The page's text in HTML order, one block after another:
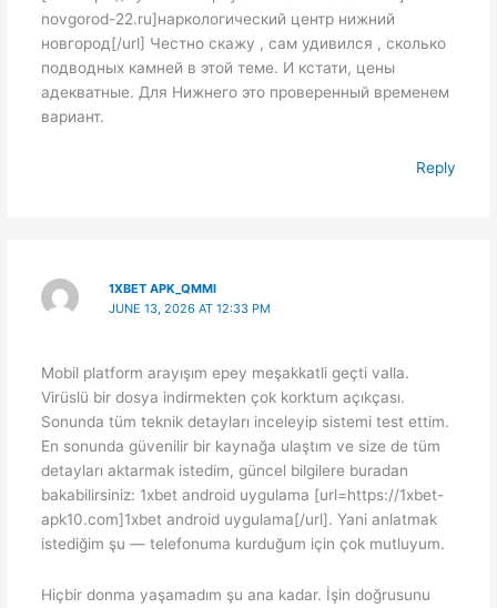
novgorod-22.ru]наркологический центр нижний
новгород[/url] Честно скажу , сам удивился , сколько
подводных камней в этой теме. И кстати, цены
адекватные. Для Нижнего это проверенный временем
вариант.
Reply
1XBET APK_QMMI
JUNE 13, 2026 AT 12:33 PM
Mobil platform arayışım epey meşakkatli geçti valla.
Virüslü bir dosya indirmekten çok korktum açıkçası.
Sonunda tüm teknik detayları inceleyip sistemi test ettim.
En sonunda güvenilir bir kaynağa ulaştım ve size de tüm
detayları aktarmak istedim, güncel bilgilere buradan
bakabilirsiniz: 1xbet android uygulama [url=https://1xbet-
apk10.com]1xbet android uygulama[/url]. Yani anlatmak
istediğim şu — telefonuma kurduğum için çok mutluyum.
Hiçbir donma yaşamadım şu ana kadar. İşin doğrusunu